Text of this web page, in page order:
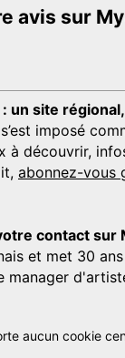
avis sur
un site
imposé
à découvrir,
abonnez-vous
contact sur
et met 30
manager
aucun cookie